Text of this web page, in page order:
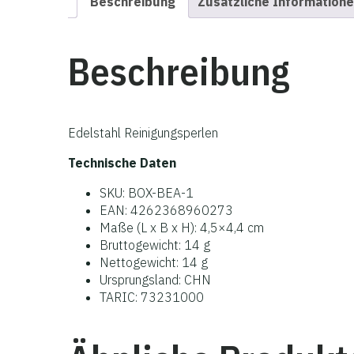
Beschreibung
Edelstahl Reinigungsperlen
Technische Daten
SKU: BOX-BEA-1
EAN: 4262368960273
Maße (L x B x H): 4,5×4,4 cm
Bruttogewicht: 14 g
Nettogewicht: 14 g
Ursprungsland: CHN
TARIC: 73231000